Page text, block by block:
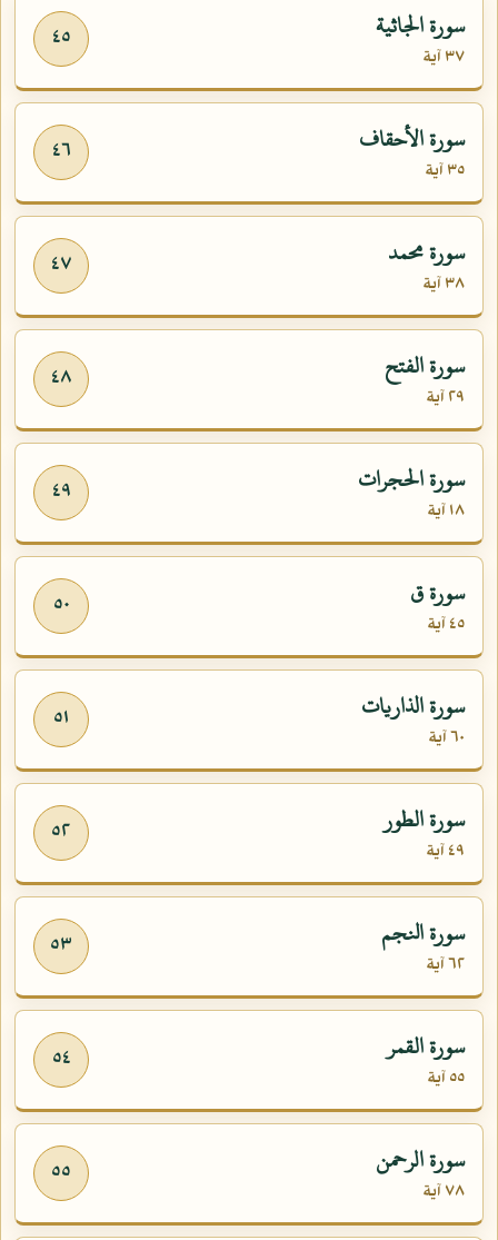
٤٥ سورة الجاثية
٣٧ آية
٤٦ سورة الأحقاف
٣٥ آية
٤٧ سورة محمد
٣٨ آية
٤٨ سورة الفتح
٢٩ آية
٤٩ سورة الحجرات
١٨ آية
٥٠ سورة ق
٤٥ آية
٥١ سورة الذاريات
٦٠ آية
٥٢ سورة الطور
٤٩ آية
٥٣ سورة النجم
٦٢ آية
٥٤ سورة القمر
٥٥ آية
٥٥ سورة الرحمن
٧٨ آية